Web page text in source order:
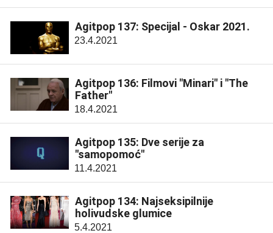
Agitpop 137: Specijal - Oskar 2021.
23.4.2021
Agitpop 136: Filmovi "Minari" i "The
Father"
18.4.2021
Agitpop 135: Dve serije za
"samopomoć"
11.4.2021
Agitpop 134: Najseksipilnije
holivudske glumice
5.4.2021